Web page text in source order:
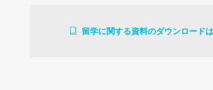
留学に関する資料のダウンロード